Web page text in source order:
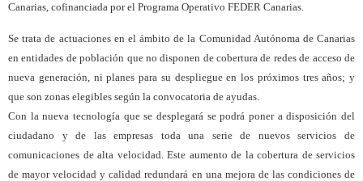
Canarias, cofinanciada por el Programa Operativo FEDER Canarias.
Se trata de actuaciones en el ámbito de la Comunidad Autónoma de Canarias
en entidades de población que no disponen de cobertura de redes de acceso de
nueva generación, ni planes para su despliegue en los próximos tres años; y
que son zonas elegibles según la convocatoria de ayudas.
Con la nueva tecnología que se desplegará se podrá poner a disposición del
ciudadano y de las empresas toda una serie de nuevos servicios de
comunicaciones de alta velocidad. Este aumento de la cobertura de servicios
de mayor velocidad y calidad redundará en una mejora de las condiciones de